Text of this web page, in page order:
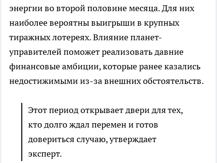
энергии во второй половине месяца. Для них
наиболее вероятны выигрыши в крупных
тиражных лотереях. Влияние планет-
управителей поможет реализовать давние
финансовые амбиции, которые ранее казались
недостижимыми из-за внешних обстоятельств.
Этот период открывает двери для тех,
кто долго ждал перемен и готов
довериться случаю, утверждает
эксперт.